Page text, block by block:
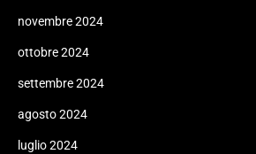
novembre 2024
ottobre 2024
settembre 2024
agosto 2024
luglio 2024